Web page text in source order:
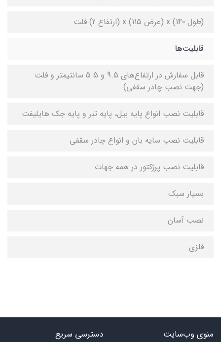
(طول 140) x (عرض 115) x (ارتفاع 2) فلت
قابلیت‌ها
قابل سفارش در ارتفاع‌های 9.5 و 5.5 سانتیمتر و فلت
(جهت نصب چادر سقفی)
قابلیت نصب انواع پایه بیل، پایه تبر و پایه جک هایلیفت
قابلیت نصب سایه بان و انواع چادر سقفی
قابلیت نصب پرژکتور در همه جهات
بسیار سبک
نصب آسان
فلزی
منوی وب‌سایت دسترسی سریع